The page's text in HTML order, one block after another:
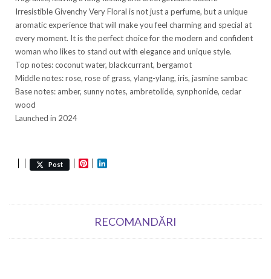
Irresistible Givenchy Very Floral is not just a perfume, but a unique
aromatic experience that will make you feel charming and special at
every moment. It is the perfect choice for the modern and confident
woman who likes to stand out with elegance and unique style.
Top notes: coconut water, blackcurrant, bergamot
Middle notes: rose, rose of grass, ylang-ylang, iris, jasmine sambac
Base notes: amber, sunny notes, ambretolide, synphonide, cedar
wood
Launched in 2024
Post Pinterest
RECOMANDĂRI